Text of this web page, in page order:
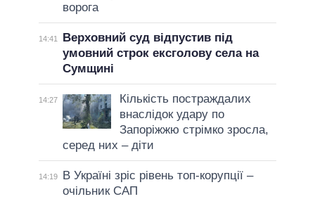
ворога
14:41
Верховний суд відпустив під
умовний строк ексголову села на
Сумщині
14:27
Кількість постраждалих
внаслідок удару по
Запоріжжю стрімко зросла,
серед них – діти
14:19
В Україні зріс рівень топ-корупції –
очільник САП